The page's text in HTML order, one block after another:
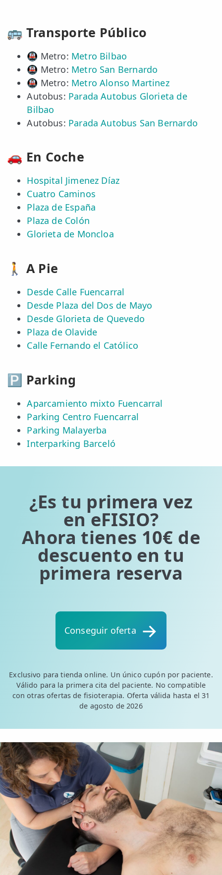
🚌 Transporte Público
🚇 Metro: Metro Bilbao
🚇 Metro: Metro San Bernardo
🚇 Metro: Metro Alonso Martinez
Autobus: Parada Autobus Glorieta de
Bilbao
Autobus: Parada Autobus San Bernardo
🚗 En Coche
Hospital Jimenez Díaz
Cuatro Caminos
Plaza de España
Plaza de Colón
Glorieta de Moncloa
🚶 A Pie
Desde Calle Fuencarral
Desde Plaza del Dos de Mayo
Desde Glorieta de Quevedo
Plaza de Olavide
Calle Fernando el Católico
🅿️ Parking
Aparcamiento mixto Fuencarral
Parking Centro Fuencarral
Parking Malayerba
Interparking Barceló
¿Es tu primera vez
en eFISIO?
Ahora tienes 10€ de
descuento en tu
primera reserva
Conseguir oferta
Exclusivo para tienda online. Un único cupón por paciente.
Válido para la primera cita del paciente. No compatible
con otras ofertas de fisioterapia. Oferta válida hasta el 31
de agosto de 2026